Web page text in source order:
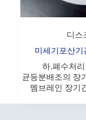
디스
미세기포산기
하.폐수처
균등분배조의 장
멤브레인 장기